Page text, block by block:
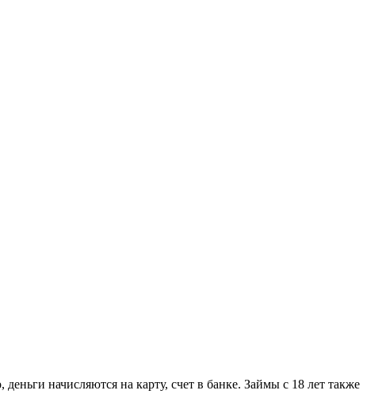
деньги начисляются на карту, счет в банке. Займы с 18 лет также